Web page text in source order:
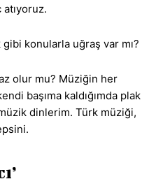
konularla uğraş var mı?
olur mu? Müziğin her
başıma kaldığımda plak
dinlerim. Türk müziği,